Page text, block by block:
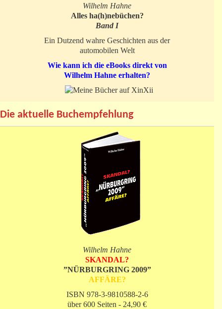
Wilhelm Hahne
Alles ha(h)nebüchen?
Band I
Ein Dutzend wahre Geschichten aus der
automobilen Welt
Wie kann ich die eBooks direkt von
Wilhelm Hahne erhalten?
Die aktuelle Buchempfehlung
Wilhelm Hahne
SKANDAL?
”NÜRBURGRING 2009”
AFFÄRE?
ISBN 978-3-9810588-2-6
über 600 Seiten - 24,90 €